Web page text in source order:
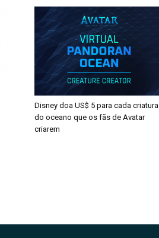
Disney doa US$ 5 para cada criatura
do oceano que os fãs de Avatar
criarem